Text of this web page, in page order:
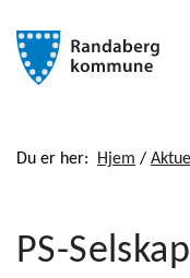
Du er her: Hjem /
PS-